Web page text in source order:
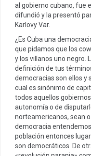
al gobierno cubano, fue
difundió y la presentó
Karlovy Var.
¿Es Cuba una
que pidamos que los
y los villanos uno negro.
definición de tus
democracias son ellos y
cual es sinónimo de
todos aquellos
autonomía o de
norteamericanos, sean
democracia
población entonces
son democráticos. De